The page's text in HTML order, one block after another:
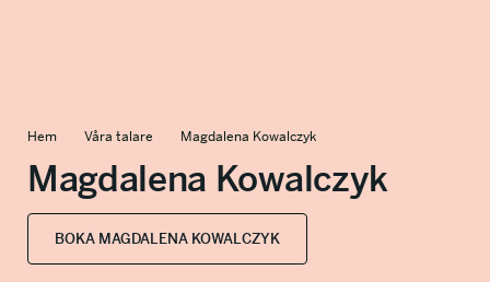
Hem Våra talare Magdalena Kowalczyk
Magdalena Kowalczyk
BOKA MAGDALENA KOWALCZYK